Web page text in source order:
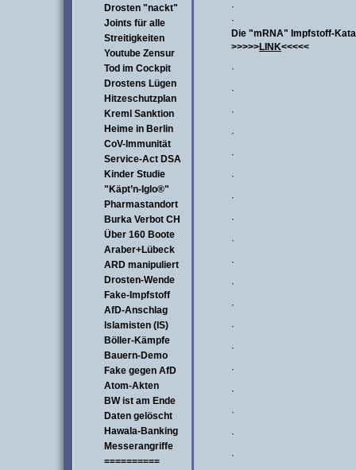
Drosten "nackt"
Joints für alle
Streitigkeiten
Youtube Zensur
Tod im Cockpit
Drostens Lügen
Hitzeschutzplan
Kreml Sanktion
Heime in Berlin
CoV-Immunität
Service-Act DSA
Kinder Studie
"Käpt’n-Iglo®"
Pharmastandort
Burka Verbot CH
Über 160 Boote
Araber+Lübeck
ARD manipuliert
Drosten-Wende
Fake-Impfstoff
AfD-Anschlag
Islamisten (IS)
Böller-Kämpfe
Bauern-Demo
Fake gegen AfD
Atom-Akten
BW ist am Ende
Daten gelöscht
Hawala-Banking
Messerangriffe
==========
·
·
Die "mRNA" Impfstoff-
>>>>>LINK<<<<<
·
·
·
·
·
·
·
·
·
·
·
·
·
·
·
·
·
·
·